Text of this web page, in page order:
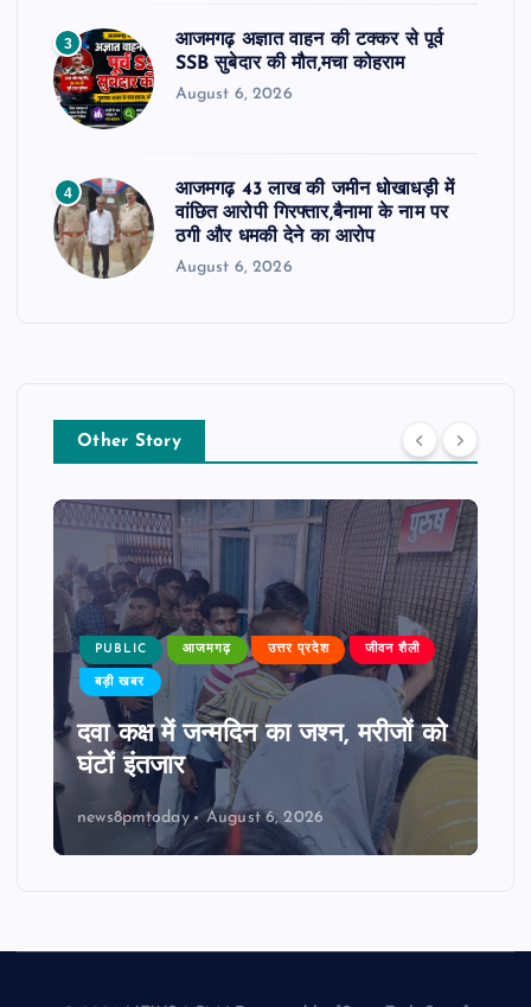
3
आजमगढ़ अज्ञात वाहन की टक्कर से पूर्व
SSB सुबेदार की मौत,मचा कोहराम
August 6, 2026
4
आजमगढ़ 43 लाख की जमीन धोखाधड़ी में
वांछित आरोपी गिरफ्तार,बैनामा के नाम पर
ठगी और धमकी देने का आरोप
August 6, 2026
Other Story
PUBLIC आजमगढ़ उत्तर प्रदेश जीवन शैली
बड़ी खबर
दवा कक्ष में जन्मदिन का जश्न, मरीजों को
घंटों इंतजार
news8pmtoday August 6, 2026